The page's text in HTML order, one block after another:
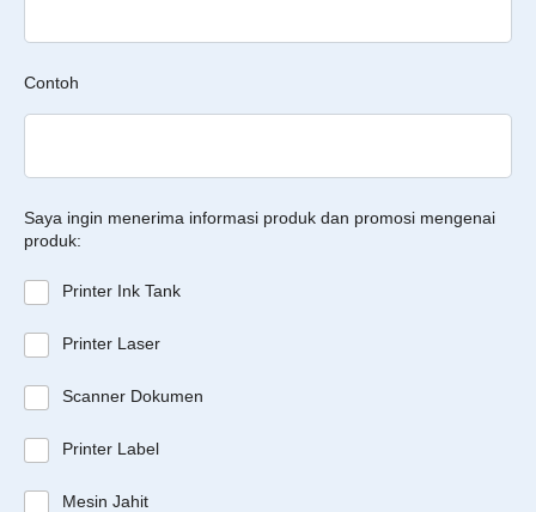
Contoh
Saya ingin menerima informasi produk dan promosi mengenai
produk:
Printer Ink Tank
Printer Laser
Scanner Dokumen
Printer Label
Mesin Jahit